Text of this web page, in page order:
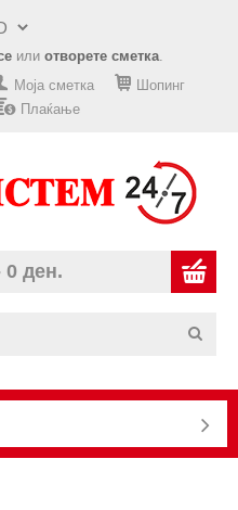
или отворете сметка.
Моја сметка
Шопинг
Плаќање
0 ден.